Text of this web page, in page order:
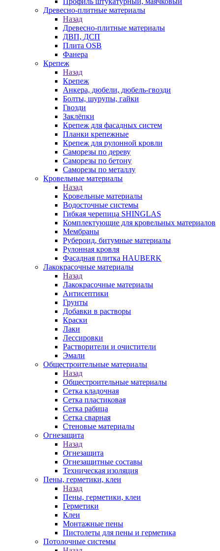
Древесно-плитные материалы
Назад
Древесно-плитные материалы
ДВП, ДСП
Плита OSB
Фанера
Крепеж
Назад
Крепеж
Анкера, дюбели, дюбель-гвозди
Болты, шурупы, гайки
Гвозди
Заклёпки
Крепеж для фасадных систем
Планки крепежные
Крепеж для рулонной кровли
Саморезы по дереву
Саморезы по бетону
Саморезы по металлу
Кровельные материалы
Назад
Кровельные материалы
Водосточные системы
Гибкая черепица SHINGLAS
Комплектующие для кровельных материалов
Мембраны
Рубероид, битумные материалы
Рулонная кровля
Фасадная плитка HAUBERK
Лакокрасочные материалы
Назад
Лакокрасочные материалы
Антисептики
Грунты
Добавки в растворы
Краски
Лаки
Лессировки
Растворители и очистители
Эмали
Общестроительные материалы
Назад
Общестроительные материалы
Сетка кладочная
Сетка пластиковая
Сетка рабица
Сетка сварная
Стеновые материалы
Огнезащита
Назад
Огнезащита
Огнезащитные составы
Техническая изоляция
Пены, герметики, клеи
Назад
Пены, герметики, клеи
Герметики
Клеи
Монтажные пены
Пистолеты для пены и герметика
Потолочные системы